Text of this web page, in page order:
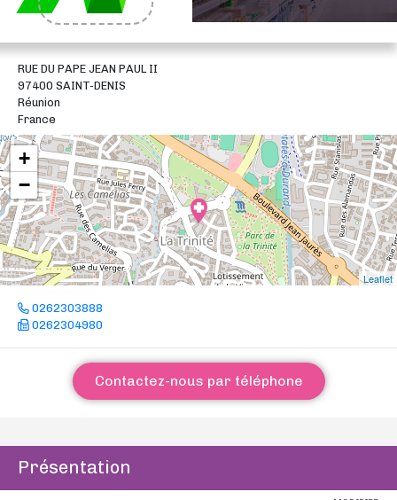
RUE DU PAPE JEAN PAUL II
97400 SAINT-DENIS
Réunion
France
+
−
Leaflet
0262303888
0262304980
Contactez-nous par téléphone
Présentation